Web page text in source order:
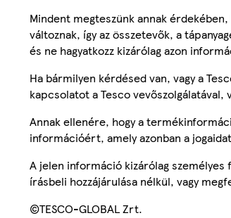
Mindent megteszünk annak
változnak, így az összetevők, a
és ne hagyatkozz kizárólag azon
Ha bármilyen kérdésed van, vagy a
kapcsolatot a Tesco
Annak ellenére, hogy a
információért, amely azonban a
A jelen információ kizárólag személyes
írásbeli hozzájárulása nélkül, vagy
©TESCO-GLOBAL Zrt.